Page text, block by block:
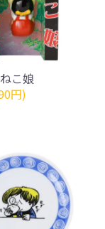
こ娘
円)